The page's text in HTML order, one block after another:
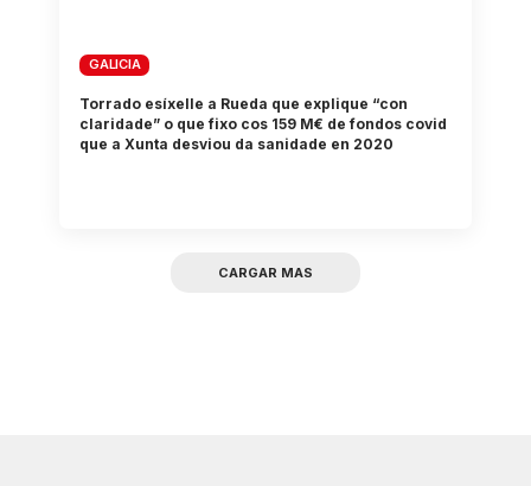
GALICIA
Torrado esíxelle a Rueda que explique “con
claridade” o que fixo cos 159 M€ de fondos covid
que a Xunta desviou da sanidade en 2020
CARGAR MAS